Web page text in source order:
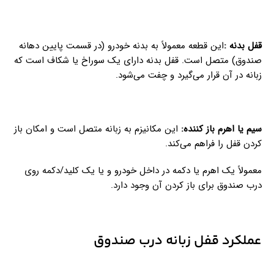
قفل بدنه :این قطعه معمولاً به بدنه خودرو (در قسمت پایین دهانه
صندوق) متصل است. قفل بدنه دارای یک سوراخ یا شکاف است که
زبانه در آن قرار می‌گیرد و چفت می‌شود.
سیم یا اهرم باز کننده: این مکانیزم به زبانه متصل است و امکان باز
کردن قفل را فراهم می‌کند.
معمولاً یک اهرم یا دکمه در داخل خودرو و یا یک کلید/دکمه روی
درب صندوق برای باز کردن آن وجود دارد.
عملکرد قفل زبانه درب صندوق